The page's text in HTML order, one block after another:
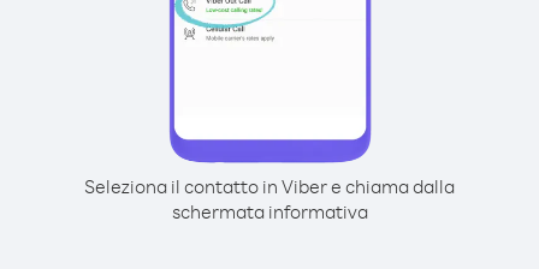
Seleziona il contatto in Viber e chiama dalla
schermata informativa